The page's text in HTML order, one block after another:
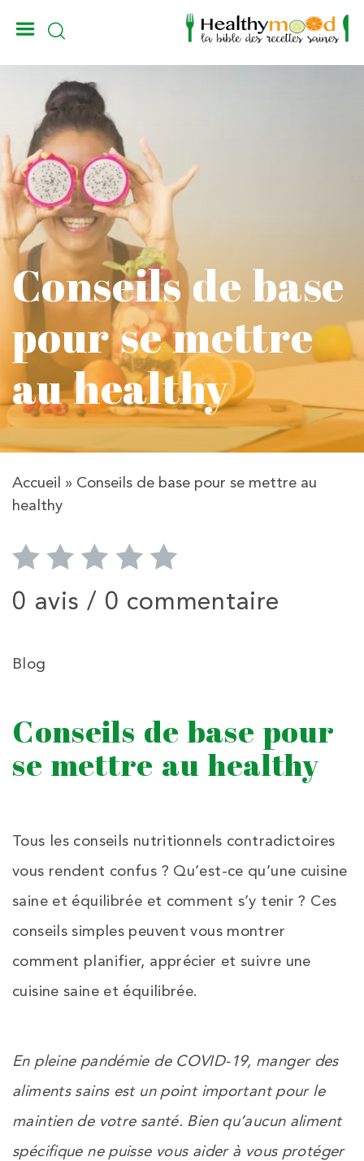
Conseils de base
pour se mettre
au healthy
Accueil » Conseils de base pour se mettre au
healthy
0 avis / 0 commentaire
Blog
Conseils de base pour
se mettre au healthy
Tous les conseils nutritionnels contradictoires
vous rendent confus ? Qu’est-ce qu’une cuisine
saine et équilibrée et comment s’y tenir ? Ces
conseils simples peuvent vous montrer
comment planifier, apprécier et suivre une
cuisine saine et équilibrée.
En pleine pandémie de COVID-19, manger des
aliments sains est un point important pour le
maintien de votre santé. Bien qu’aucun aliment
spécifique ne puisse vous aider à vous protéger